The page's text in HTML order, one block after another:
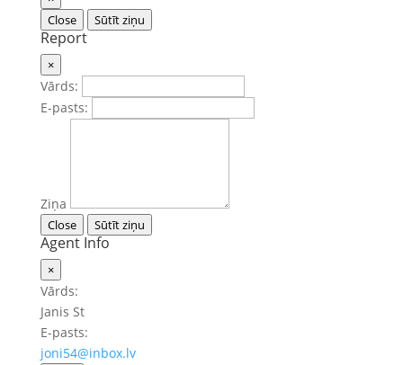
Close
Sūtīt ziņu
Report
×
Vārds:
E-pasts:
Ziņa
Close Sūtīt ziņu
Agent Info
×
Vārds:
Janis St
E-pasts:
joni54@inbox.lv